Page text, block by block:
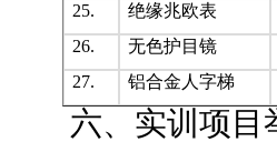
25.
绝缘兆欧表
26.
无色护目镜
27.
铝合金人字梯
六、实训项目